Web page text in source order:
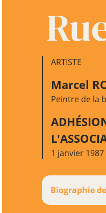
ARTISTE
Marcel
Peintre de la
1 janvier 1987
Biographie